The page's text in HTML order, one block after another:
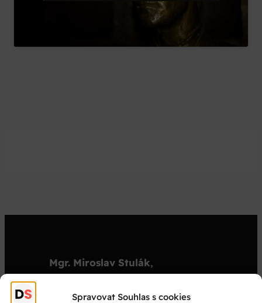
Spravovat Souhlas s cookies
Mgr. Miroslav Stulák,
stulak@dejepisnasoutez.cz